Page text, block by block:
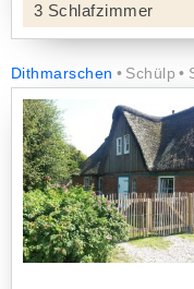
3 Schlafzimmer
Dithmarschen Schülp